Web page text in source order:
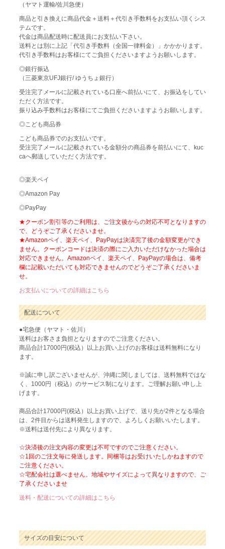
（ヤマト運輸/佐川急便）
商品と引き換えに商品代金＋送料＋代引き手数料をお支払い頂くシス
テムです。
代金は商品配送時に配送員にお支払い下さい。
送料とは別に上記「代引き手数料（全国一律料金）」かかかります。
代引き手数料はお客様にてご負担くださいますようお願いします。
◎銀行振込
（三菱東京UFJ銀行/ ゆうちょ銀行）
受注完了メールに記載されている口座へ前払いにて、お振込をしてい
ただく方法です。
振り込み手数料はお客様にてご負担くださいますようお願いします。
◎こども商品券
こども商品券でのお支払いです。
受注完了メールに記載されている金額分の商品券を前払いにて、kuc
caへ郵送していただく方法です。
◎楽天ペイ
◎Amazon Pay
◎PayPay
★クーポン割引等のご利用は、ご注文後からの対応不可となりますの
で、どうぞご了承くださいませ。
★Amazonペイ、楽天ペイ、PayPayは決済完了後の金額変更ができ
ません。クーポンコードは決済の際にご入力いただけなかった場合は
対応できません。Amazonペイ、楽天ペイ、PayPayの場合は、備考
欄に記載いただいても対応できませんのでどうぞご了承くださいま
せ。
お支払いについての詳細はこちら
配送について
●宅急便（ヤマト・佐川）
送料はお客さま負担となりますのでご注意ください。
商品合計17000円(税込）以上お買い上げのお客様は送料無料になり
ます。
※誠に申し訳ございませんが、沖縄に関しましては、送料無料ではな
く、1000円（税込）のサービス制になります。ご理解お願い申し上
げます。
商品合計17000円(税込）以上お買い上げで、送り先が2件となる場合
は、2件目からは送料発生しますので、よろしくお願いいたします。
※送料は送付先により異なります。
☆決済後の注文内容の変更は不可ですのでご注意ください。
☆1回のご注文毎に発送します。同梱等はお受けいたしかねますので
ご注意ください。
☆宅配会社は選べません。地域やサイズによって異なりますので、ご
了承くださいませ
送料・配送についての詳細はこちら
サイズの目安について